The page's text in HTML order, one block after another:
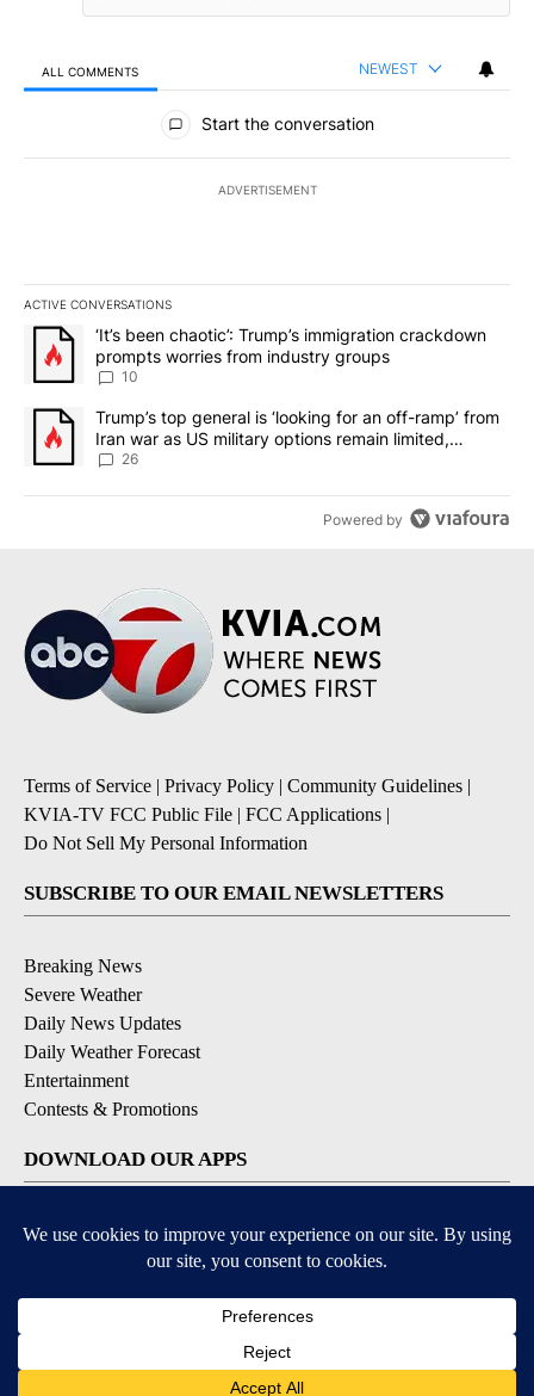
ALL COMMENTS NEWEST
All Comments
Start the conversation
ADVERTISEMENT
ACTIVE CONVERSATIONS
The following is a list of the most commented articles in the last
A trending article titled "‘It’s been chaotic’: Trump’s
‘It’s been chaotic’: Trump’s immigration crackdown
prompts worries from industry groups
10
A trending article titled "Trump’s top general is ‘looking for an
Trump’s top general is ‘looking for an off-ramp’ from
Iran war as US military options remain limited,
sources say
26
Powered by
Terms of Service | Privacy Policy | Community Guidelines |
KVIA-TV FCC Public File | FCC Applications |
Do Not Sell My Personal Information
SUBSCRIBE TO OUR EMAIL NEWSLETTERS
Breaking News
Severe Weather
Daily News Updates
Daily Weather Forecast
Entertainment
Contests & Promotions
DOWNLOAD OUR APPS
Available for iOS and Android